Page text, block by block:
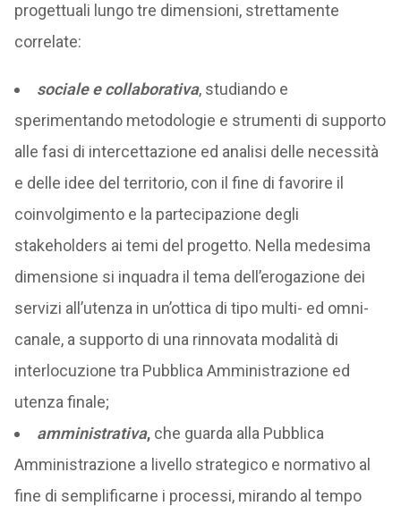
progettuali lungo tre dimensioni, strettamente
correlate:
sociale e collaborativa, studiando e
sperimentando metodologie e strumenti di supporto
alle fasi di intercettazione ed analisi delle necessità
e delle idee del territorio, con il fine di favorire il
coinvolgimento e la partecipazione degli
stakeholders ai temi del progetto. Nella medesima
dimensione si inquadra il tema dell’erogazione dei
servizi all’utenza in un’ottica di tipo multi- ed omni-
canale, a supporto di una rinnovata modalità di
interlocuzione tra Pubblica Amministrazione ed
utenza finale;
amministrativa,che guarda alla Pubblica
Amministrazione a livello strategico e normativo al
fine di semplificarne i processi, mirando al tempo